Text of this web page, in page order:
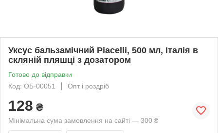
Уксус бальзамічний Piacelli, 500 мл, Італія в
скляній пляшці з дозатором
Готово до відправки
Код: ОБ-00051
Опт і роздріб
128 ₴
Мінімальна сума замовлення на сайті — 300 ₴